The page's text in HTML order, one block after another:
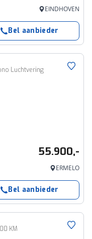
EINDHOVEN
Bel aanbieder
Luchtvering
55.900,-
ERMELO
Bel aanbieder
KM